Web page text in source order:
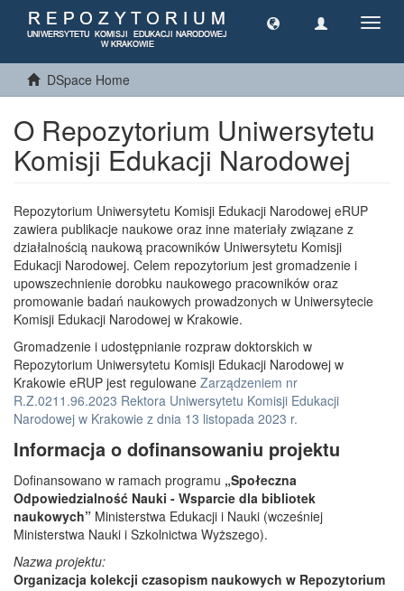
DSpace Home
O Repozytorium Uniwersytetu
Komisji Edukacji Narodowej
Repozytorium Uniwersytetu Komisji Edukacji Narodowej eRUP
zawiera publikacje naukowe oraz inne materiały związane z
działalnością naukową pracowników Uniwersytetu Komisji
Edukacji Narodowej. Celem repozytorium jest gromadzenie i
upowszechnienie dorobku naukowego pracowników oraz
promowanie badań naukowych prowadzonych w Uniwersytecie
Komisji Edukacji Narodowej w Krakowie.
Gromadzenie i udostępnianie rozpraw doktorskich w
Repozytorium Uniwersytetu Komisji Edukacji Narodowej w
Krakowie eRUP jest regulowane Zarządzeniem nr
R.Z.0211.96.2023 Rektora Uniwersytetu Komisji Edukacji
Narodowej w Krakowie z dnia 13 listopada 2023 r.
Informacja o dofinansowaniu projektu
Dofinansowano w ramach programu „Społeczna
Odpowiedzialność Nauki - Wsparcie dla bibliotek
naukowych” Ministerstwa Edukacji i Nauki (wcześniej
Ministerstwa Nauki i Szkolnictwa Wyższego).
Nazwa projektu:
Organizacja kolekcji czasopism naukowych w Repozytorium